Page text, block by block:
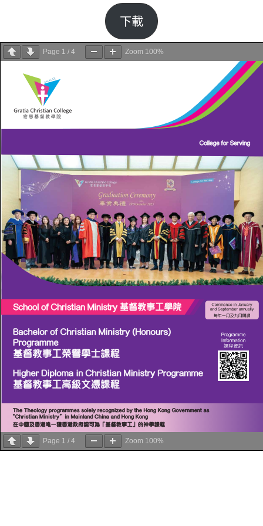
下載
Page 1 / 4 Zoom 100%
Page 1 / 4 Zoom 100%